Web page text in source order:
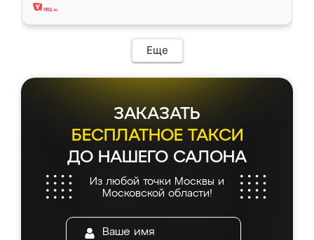
Еще
ЗАКАЗАТЬ
БЕСПЛАТНОЕ ТАКСИ
ДО НАШЕГО САЛОНА
Из любой точки Москвы и
Московской области!